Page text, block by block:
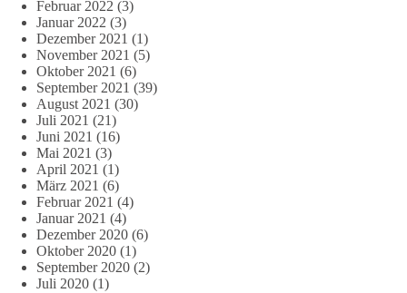
Februar 2022 (3)
Januar 2022 (3)
Dezember 2021 (1)
November 2021 (5)
Oktober 2021 (6)
September 2021 (39)
August 2021 (30)
Juli 2021 (21)
Juni 2021 (16)
Mai 2021 (3)
April 2021 (1)
März 2021 (6)
Februar 2021 (4)
Januar 2021 (4)
Dezember 2020 (6)
Oktober 2020 (1)
September 2020 (2)
Juli 2020 (1)